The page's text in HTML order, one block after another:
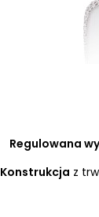
Regulowana
Konstrukcja z